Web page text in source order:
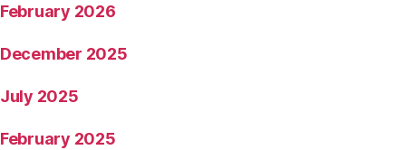
February 2026
December 2025
July 2025
February 2025